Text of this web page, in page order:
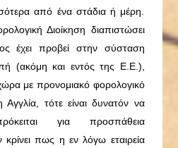
από ένα στάδια ή μέρη.
Διοίκηση διαπιστώσει
έχει προβεί στην σύσταση
(ακόμη και εντός της Ε.Ε.),
με προνομιακό φορολογικό
τότε είναι δυνατόν να
για προσπάθεια
πως η εν λόγω εταιρεία